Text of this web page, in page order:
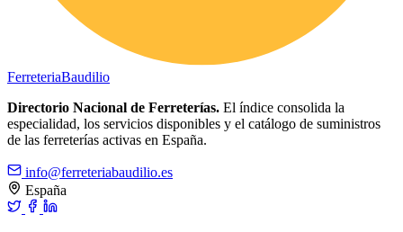
FerreteriaBaudilio
Directorio Nacional de Ferreterías. El índice consolida la
especialidad, los servicios disponibles y el catálogo de suministros
de las ferreterías activas en España.
info@ferreteriabaudilio.es
España